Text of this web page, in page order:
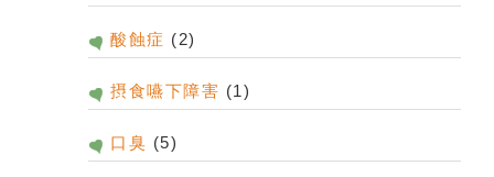
酸蝕症 (2)
摂食嚥下障害 (1)
口臭 (5)